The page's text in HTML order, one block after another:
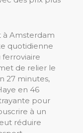
à Amsterdam
quotidienne
de relier le
27 minutes,
en 46
pour
à un
réduire